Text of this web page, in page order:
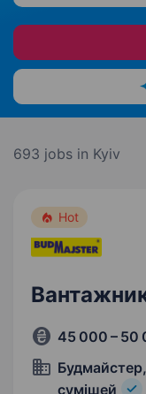
693 jobs in Kyiv
Hot
45 000 – 50
сумішей